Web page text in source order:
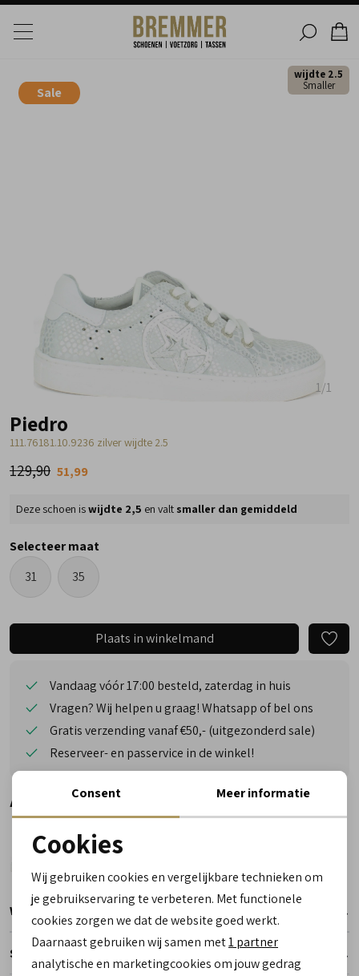
1/1
Sale
wijdte 2.5
Smaller
Piedro
111.76181.10.9236 zilver wijdte 2.5
129,90 51,99
Deze schoen iswijdte 2,5 en valt smaller dan gemiddeld
Selecteer maat
31
35
Plaats in winkelmand
Vandaag vóór 17:00 besteld, zaterdag in huis
Vragen? Wij helpen u graag! Whatsapp of bel ons
Gratis verzending vanaf €50,- (uitgezonderd sale)
Reserveer- en passervice in de winkel!
Alternatieve kleuren
Winkelvoorraad
Specificaties
Noodzakelijke cookies
Analytische cookies
Marketing cookies
Consent Meer informatie
Cookies
Wij gebruiken cookies en vergelijkbare technieken om
je gebruikservaring te verbeteren. Met functionele
cookies zorgen we dat de website goed werkt.
Daarnaast gebruiken wij samen met1 partner
analytische en marketingcookies om jouw gedrag